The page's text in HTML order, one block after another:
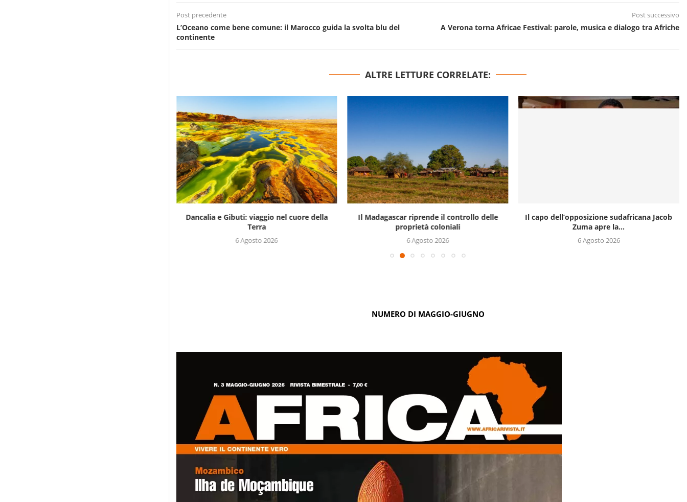
Post precedente
L’Oceano come bene comune: il Marocco guida la svolta blu del
continente
Post successivo
A Verona torna Africae Festival: parole, musica e dialogo tra Afriche
ALTRE LETTURE CORRELATE:
Dancalia e Gibuti: viaggio nel cuore della
Terra
6 Agosto 2026
Il Madagascar riprende il controllo delle
proprietà coloniali
6 Agosto 2026
Il capo dell’opposizione sudafricana Jacob
Zuma apre la...
6 Agosto 2026
NUMERO DI MAGGIO-GIUGNO